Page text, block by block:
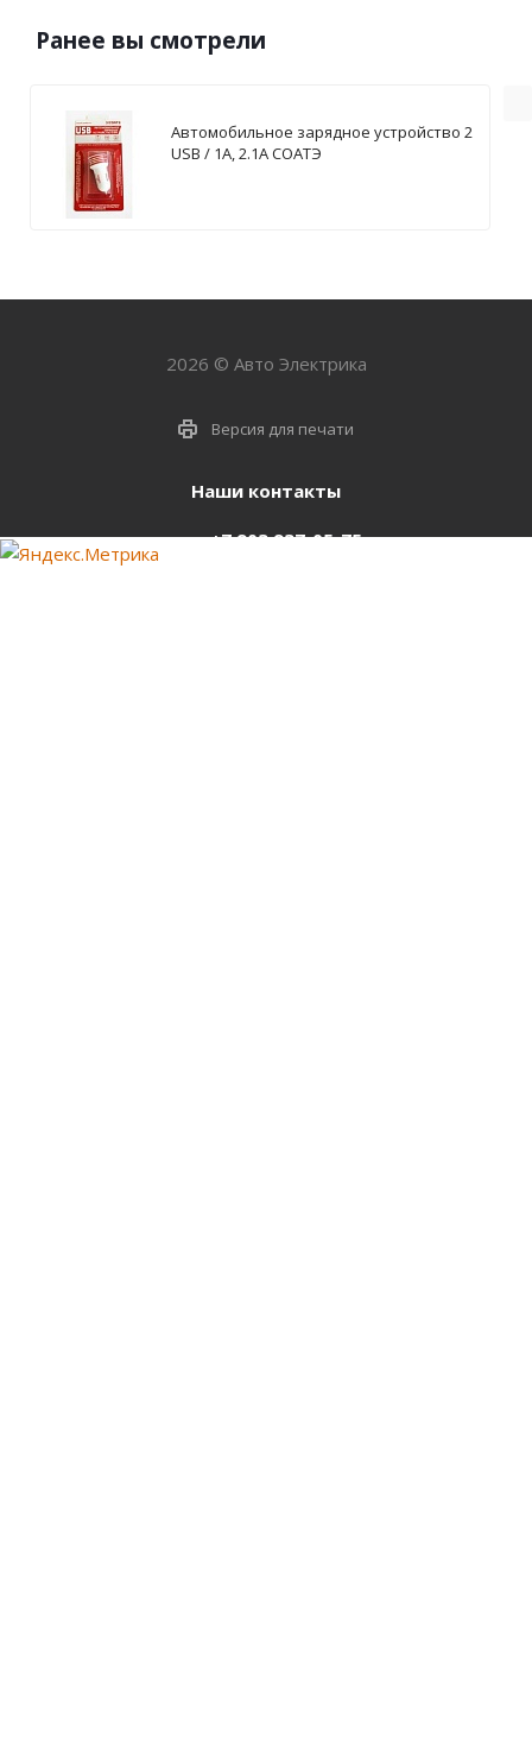
Ранее вы смотрели
Автомобильное зарядное устройство 2
USB / 1А, 2.1А СОАТЭ
2026 © Авто Электрика
Версия для печати
Наши контакты
+7 903 937-05-75